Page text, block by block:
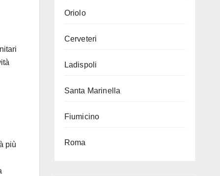
più
Oriolo
Cerveteri
Ladispoli
Santa Marinella
Fiumicino
Roma